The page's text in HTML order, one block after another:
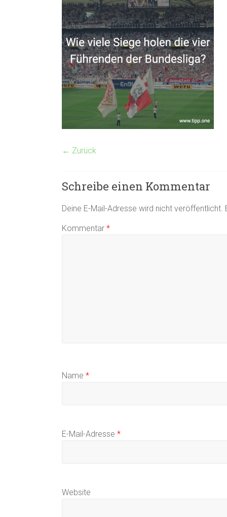
← Zurück
Schreibe einen Kommentar
Deine E-Mail-Adresse wird nicht veröffentlicht.
Kommentar *
Name *
E-Mail-Adresse *
Website